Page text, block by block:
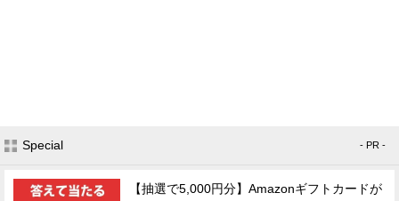
Special - PR -
【抽選で5,000円分】Amazonギフトカードが